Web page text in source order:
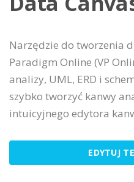
Narzędzie do tworzenia
Paradigm Online (VP
analizy, UML, ERD i
szybko tworzyć kanwy
intuicyjnego edytora
EDYTUJ